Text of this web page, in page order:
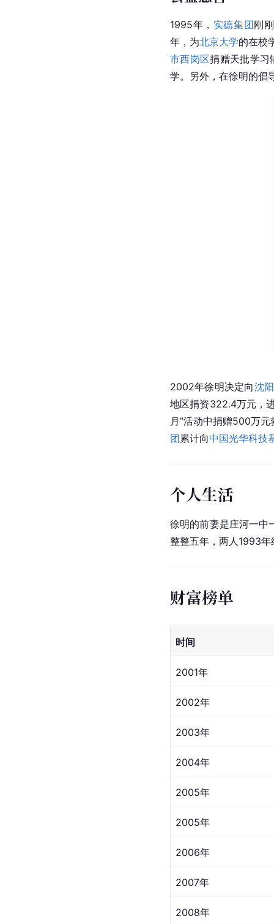
1995年， 实德集团刚
年，为北京大学的在校
市西岗区捐赠天批学习
学。另外，在徐明的倡
2002年徐明决定向沈阳
地区捐资322.4万元，
月”活动中捐赠500万
团累计向中国光华科技
个人生活
徐明的前妻是庄河一中
整整五年，两人1993
财富榜单
时间
2001年
2002年
2003年
2004年
2005年
2005年
2006年
2007年
2008年